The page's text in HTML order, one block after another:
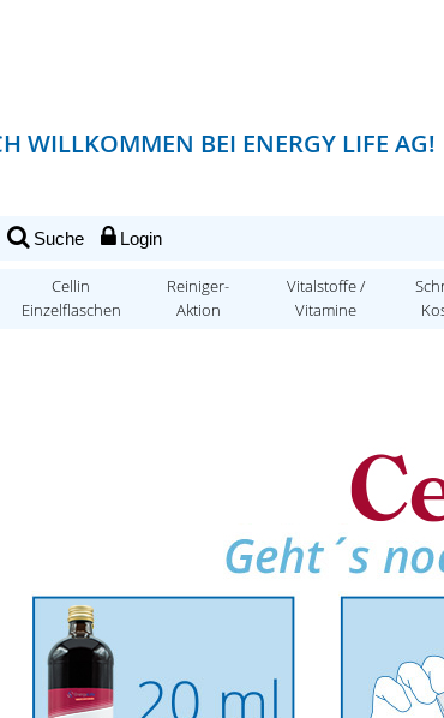
WILLKOMMEN BEI ENERGY LIFE AG!
Suche Login
Cellin
Einzelflaschen
Reiniger-
Aktion
Vitalstoffe /
Vitamine